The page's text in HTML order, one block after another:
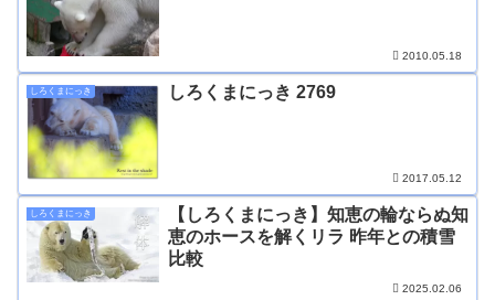
2010.05.18
しろくまにっき しろくまにっき 2769
2017.05.12
しろくまにっき
【しろくまにっき】知恵の輪ならぬ知
恵のホースを解くリラ 昨年との積雪
比較
2025.02.06